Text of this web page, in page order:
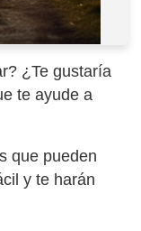
¿Te gustaría
te ayude a
que pueden
y te harán